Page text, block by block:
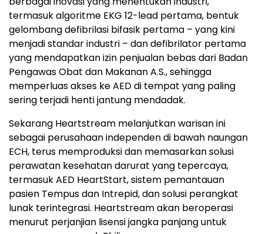
termasuk algoritme EKG 12-lead pertama, bentuk
gelombang defibrilasi bifasik pertama – yang kini
menjadi standar industri – dan defibrilator pertama
yang mendapatkan izin penjualan bebas dari Badan
Pengawas Obat dan Makanan A.S., sehingga
memperluas akses ke AED di tempat yang paling
sering terjadi henti jantung mendadak.
Sekarang Heartstream melanjutkan warisan ini
sebagai perusahaan independen di bawah naungan
ECH, terus memproduksi dan memasarkan solusi
perawatan kesehatan darurat yang tepercaya,
termasuk AED HeartStart, sistem pemantauan
pasien Tempus dan Intrepid, dan solusi perangkat
lunak terintegrasi. Heartstream akan beroperasi
menurut perjanjian lisensi jangka panjang untuk